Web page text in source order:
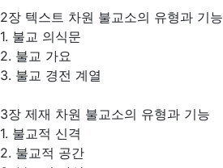
2장 텍스트 차원 불교소의 유형과 기능
1. 불교 의식문
2. 불교 가요
3. 불교 경전 계열
3장 제재 차원 불교소의 유형과 기능
1. 불교적 신격
2. 불교적 공간